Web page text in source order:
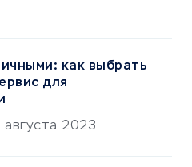
как выбрать
для
августа 2023